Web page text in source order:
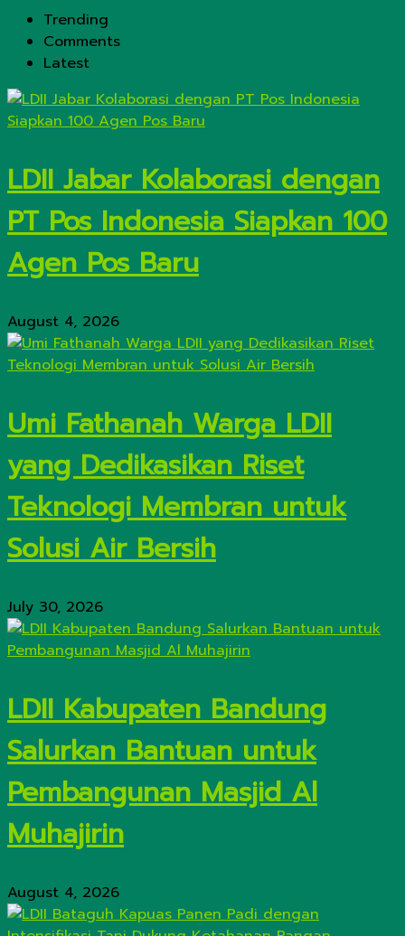
Trending
Comments
Latest
LDII Jabar Kolaborasi dengan
PT Pos Indonesia Siapkan 100
Agen Pos Baru
August 4, 2026
Umi Fathanah Warga LDII
yang Dedikasikan Riset
Teknologi Membran untuk
Solusi Air Bersih
July 30, 2026
LDII Kabupaten Bandung
Salurkan Bantuan untuk
Pembangunan Masjid Al
Muhajirin
August 4, 2026